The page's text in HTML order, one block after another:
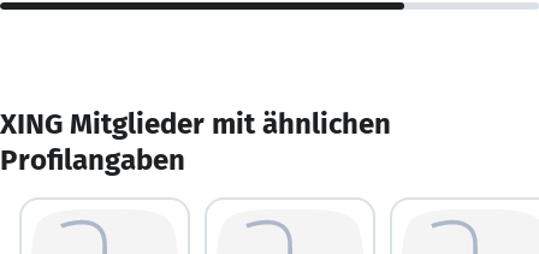
XING Mitglieder mit ähnlichen
Profilangaben